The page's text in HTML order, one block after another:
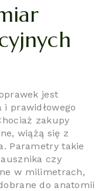
jest
prawidłowego
zakupy
wiążą się z
Parametry takie
czy
w milimetrach,
do anatomii